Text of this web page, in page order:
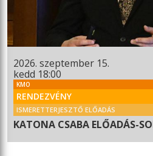
2026. szeptember 15.
kedd 18:00
KMO
RENDEZVÉNY
ISMERETTERJESZTŐ ELŐADÁS
KATONA CSABA ELŐADÁS-